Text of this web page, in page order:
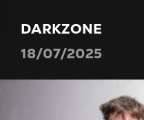
DARKZONE
18/07/2025